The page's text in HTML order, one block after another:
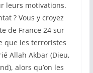
leurs motivations.
? Vous y croyez
de France 24 sur
que les terroristes
Allah Akbar (Dieu,
alors qu’on les